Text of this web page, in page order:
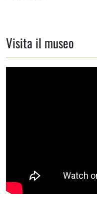
Visita il museo